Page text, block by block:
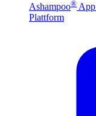
Ashampoo® App
Plattform